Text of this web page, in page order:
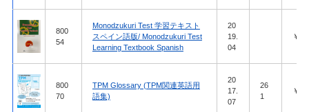
800
54
Monodzukuri Test 学習テキスト
スペイン語版/ Monodzukuri Test
Learning Textbook Spanish
20
19.
04
￥
800
70
TPM Glossary (TPM関連英語用
語集)
20
17.
07
26
1
￥